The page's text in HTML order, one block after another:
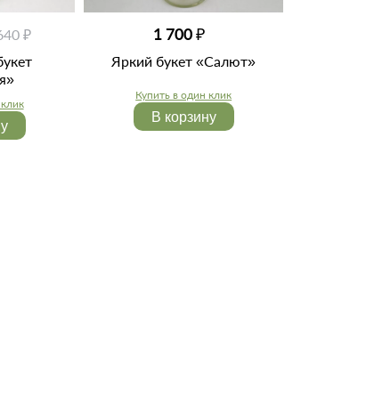
₽
1 700 ₽
Яркий букет «Салют»
Купить в один клик
В корзину